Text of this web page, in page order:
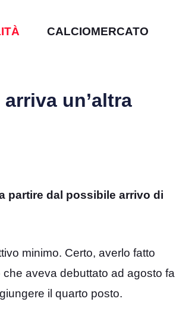
CALCIOMERCATO
un’altra
partire dal possibile arrivo di
minimo. Certo, averlo fatto
aveva debuttato ad agosto fa
il quarto posto.